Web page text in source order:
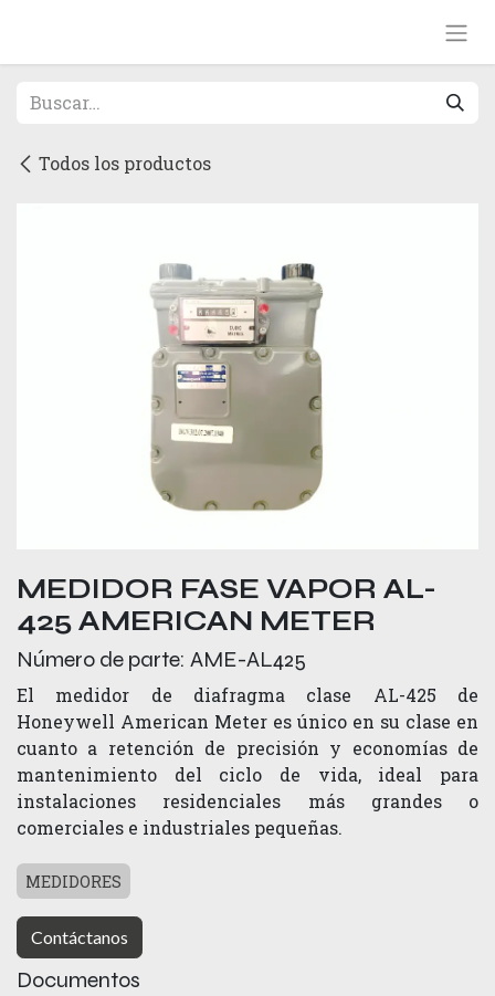
Todos los productos
MEDIDOR FASE VAPOR AL-
425 AMERICAN METER
Número de parte: AME-AL425
El medidor de diafragma clase AL-425 de
Honeywell American Meter es único en su clase en
cuanto a retención de precisión y economías de
mantenimiento del ciclo de vida, ideal para
instalaciones residenciales más grandes o
comerciales e industriales pequeñas.
MEDIDORES
Contáctanos
Documentos